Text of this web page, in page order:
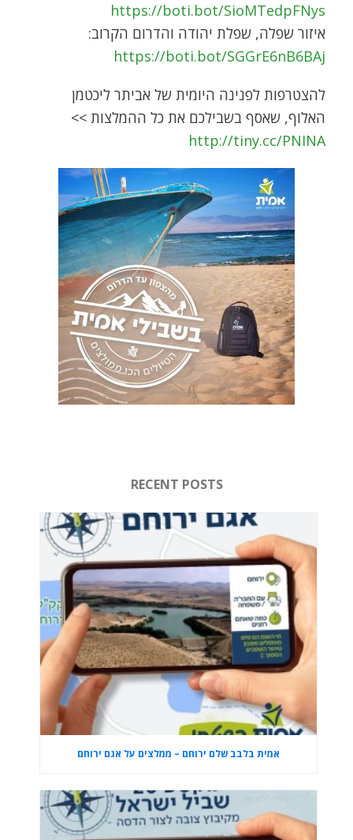
https://boti.bot/SioMTedpFNys
איזור שפלה, שפלת יהודה והדרום הקרוב:
https://boti.bot/SGGrE6nB6BAj
להצטרפות לפנינה היומית של אביתר ליכטמן
האלוף, שאסף בשבילכם את כל ההמלצות >>
http://tiny.cc/PNINA
RECENT POSTS
אמית בלבב שלם ירוחם – ממלצים על אגם ירוחם